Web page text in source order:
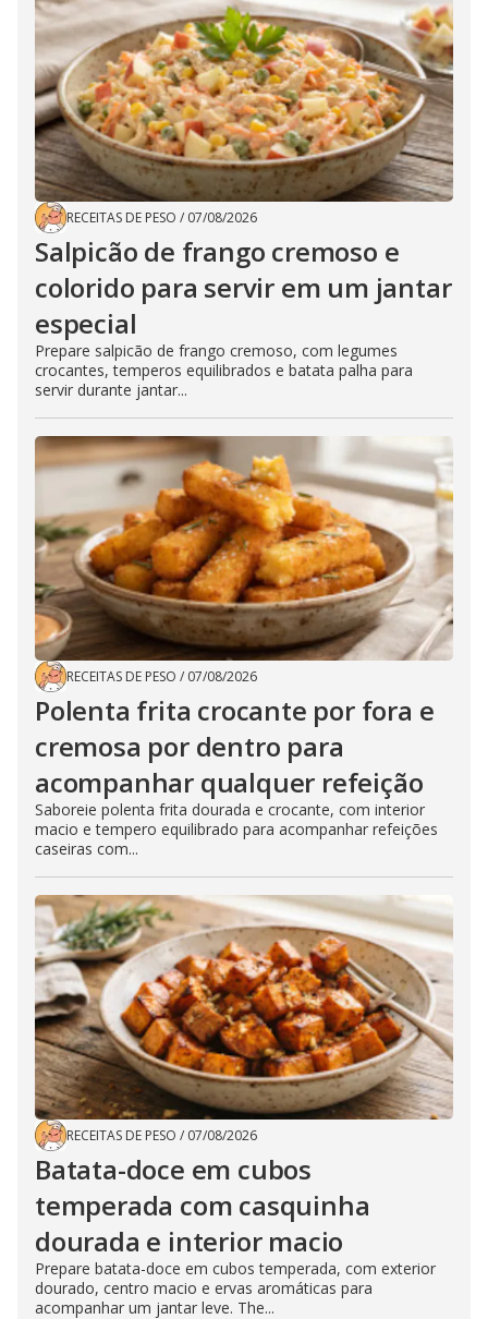
RECEITAS DE PESO / 07/08/2026
Salpicão de frango cremoso e
colorido para servir em um jantar
especial
Prepare salpicão de frango cremoso, com legumes
crocantes, temperos equilibrados e batata palha para
servir durante jantar...
RECEITAS DE PESO / 07/08/2026
Polenta frita crocante por fora e
cremosa por dentro para
acompanhar qualquer refeição
Saboreie polenta frita dourada e crocante, com interior
macio e tempero equilibrado para acompanhar refeições
caseiras com...
RECEITAS DE PESO / 07/08/2026
Batata-doce em cubos
temperada com casquinha
dourada e interior macio
Prepare batata-doce em cubos temperada, com exterior
dourado, centro macio e ervas aromáticas para
acompanhar um jantar leve. The...